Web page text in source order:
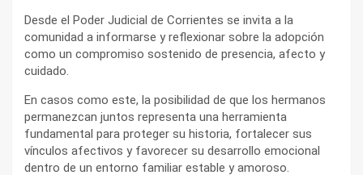
Desde el Poder Judicial de Corrientes se invita a la
comunidad a informarse y reflexionar sobre la adopción
como un compromiso sostenido de presencia, afecto y
cuidado.
En casos como este, la posibilidad de que los hermanos
permanezcan juntos representa una herramienta
fundamental para proteger su historia, fortalecer sus
vínculos afectivos y favorecer su desarrollo emocional
dentro de un entorno familiar estable y amoroso.